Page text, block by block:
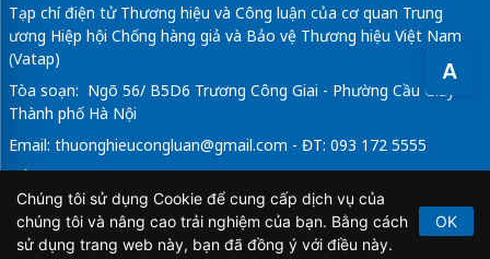
A
Tạp chí điện tử Thương hiệu và Công luận của cơ quan Trung
ương Hiệp hội Chống hàng giả và Bảo vệ Thương hiệu Việt Nam
(Vatap)
Tòa soạn: Ngõ 56/ B5D6 Trương Công Giai - Phường Cầu Giấy -
Thành phố Hà Nội
Email: thuonghieucongluan@gmail.com - ĐT: 093 172 5555
Tổng Biên Tập: Vũ Đức Thuận
Giấy phép hoạt động báo chí điện tử số 64/GP-BTTTT do Bộ
Thông tin và Truyền thông cấp ngày 21/2/2020.
Chúng tôi sử dụng Cookie để cung cấp dịch vụ của
chúng tôi và nâng cao trải nghiệm của bạn. Bằng cách
sử dụng trang web này, bạn đã đồng ý với điều này.
OK